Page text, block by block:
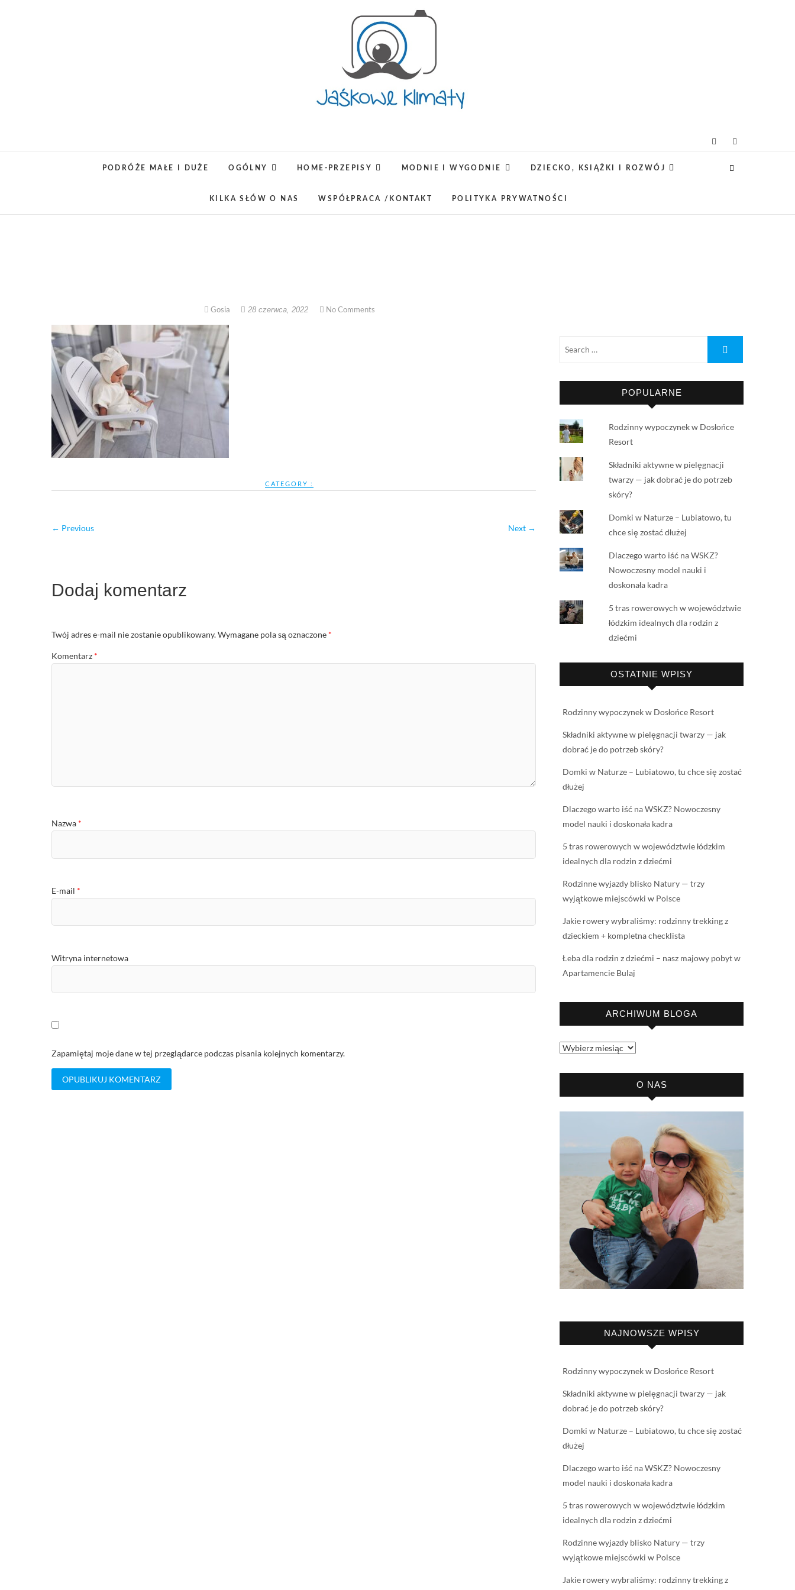
Jaśkowe klimaty-Blog rodzicielsko-lifestylowy
OPISUJEMY ŻYCIE. ZABAWA POŁĄCZONA Z NAUKĄ, CIEKAWE PROJEKTY DIY Z DZIECKIEM,
PODRÓŻE MAŁE I DUŻE OGÓLNY HOME-PRZEPISY MODNIE I WYGODNIE DZIECKO, KSIĄŻKI I ROZWÓJ
KILKA SŁÓW O NAS WSPÓŁPRACA /KONTAKT POLITYKA PRYWATNOŚCI
Gosia 28 czerwca, 2022 No Comments
CATEGORY :
← Previous Next →
Dodaj komentarz
Twój adres e-mail nie zostanie opublikowany.Wymagane pola są oznaczone *
Komentarz *
Nazwa *
E-mail *
Witryna internetowa
Zapamiętaj moje dane w tej przeglądarce podczas pisania kolejnych komentarzy.
POPULARNE
Rodzinny wypoczynek w Dosłońce
Resort
Składniki aktywne w pielęgnacji
twarzy — jak dobrać je do potrzeb
skóry?
Domki w Naturze – Lubiatowo, tu
chce się zostać dłużej
Dlaczego warto iść na WSKZ?
Nowoczesny model nauki i
doskonała kadra
5 tras rowerowych w województwie
łódzkim idealnych dla rodzin z
dziećmi
OSTATNIE WPISY
Rodzinny wypoczynek w Dosłońce Resort
Składniki aktywne w pielęgnacji twarzy — jak
dobrać je do potrzeb skóry?
Domki w Naturze – Lubiatowo, tu chce się zostać
dłużej
Dlaczego warto iść na WSKZ? Nowoczesny
model nauki i doskonała kadra
5 tras rowerowych w województwie łódzkim
idealnych dla rodzin z dziećmi
Rodzinne wyjazdy blisko Natury — trzy
wyjątkowe miejscówki w Polsce
Jakie rowery wybraliśmy: rodzinny trekking z
dzieckiem + kompletna checklista
Łeba dla rodzin z dziećmi – nasz majowy pobyt w
Apartamencie Bulaj
ARCHIWUM BLOGA
Archiwum
O NAS
NAJNOWSZE WPISY
Rodzinny wypoczynek w Dosłońce Resort
Składniki aktywne w pielęgnacji twarzy — jak
dobrać je do potrzeb skóry?
Domki w Naturze – Lubiatowo, tu chce się zostać
dłużej
Dlaczego warto iść na WSKZ? Nowoczesny
model nauki i doskonała kadra
5 tras rowerowych w województwie łódzkim
idealnych dla rodzin z dziećmi
Rodzinne wyjazdy blisko Natury — trzy
wyjątkowe miejscówki w Polsce
Jakie rowery wybraliśmy: rodzinny trekking z